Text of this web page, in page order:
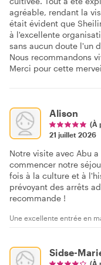
agréable, rendant la
était évident que
à l'excellente
sans aucun doute l'un
Nous recommandons
Merci pour cette
Alison
(À
21 juillet 2026
Notre visite avec Abu
commencer notre
fois à la culture et à
prévoyant des arrêts
recommande !
Une excellente entrée en
Sidse-
(À